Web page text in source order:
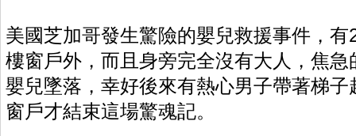
美國芝加哥發生驚險的嬰兒救援事件，
樓窗戶外，而且身旁完全沒有大人，焦
嬰兒墜落，幸好後來有熱心男子帶著梯
窗戶才結束這場驚魂記。